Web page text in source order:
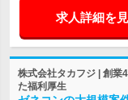
求人詳細を
株式会社タカフジ | 創
た福利厚生